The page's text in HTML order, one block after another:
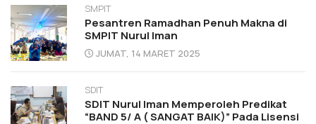
SMPIT
Pesantren Ramadhan Penuh Makna di
SMPIT Nurul Iman
JUMAT, 14 MARET 2025
SDIT
SDIT Nurul Iman Memperoleh Predikat
“BAND 5/ A ( SANGAT BAIK)” Pada Lisensi